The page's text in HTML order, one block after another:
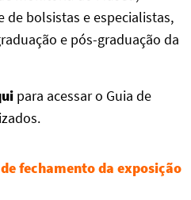
bolsistas e especialistas,
e pós-graduação da
para acessar o Guia de
fechamento da exposição